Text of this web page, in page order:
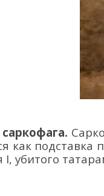
как подставка
убитого